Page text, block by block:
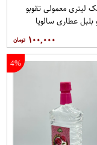
لیتری معمولی تقوبو
عطاری سالویا
۱۰۰,۰۰۰
4%